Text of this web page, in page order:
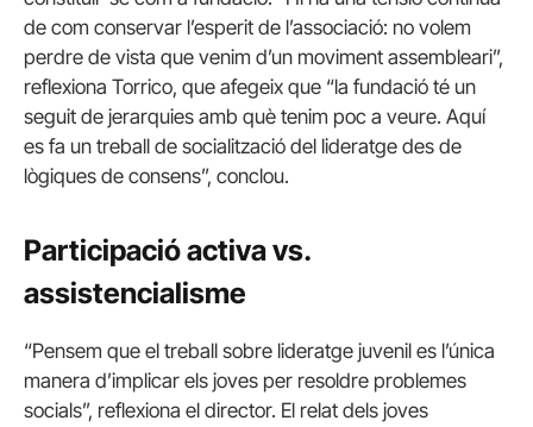
de com conservar l’esperit de l’associació: no volem
perdre de vista que venim d’un moviment assembleari”,
reflexiona Torrico, que afegeix que “la fundació té un
seguit de jerarquies amb què tenim poc a veure. Aquí
es fa un treball de socialització del lideratge des de
lògiques de consens”, conclou.
Participació activa vs.
assistencialisme
“Pensem que el treball sobre lideratge juvenil es l’única
manera d’implicar els joves per resoldre problemes
socials”, reflexiona el director. El relat dels joves